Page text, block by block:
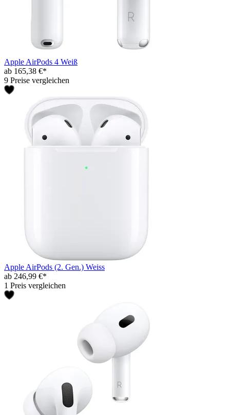
Apple AirPods 4 Weiß
ab 165,38 €*
9 Preise vergleichen
Apple AirPods (2. Gen.) Weiss
ab 246,99 €*
1 Preis vergleichen